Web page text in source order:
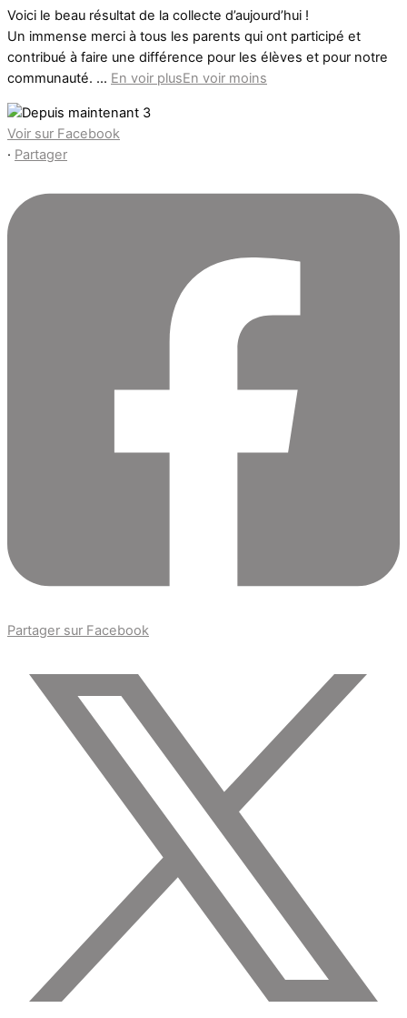
Voici le beau résultat de la collecte d’aujourd’hui !
Un immense merci à tous les parents qui ont participé et
contribué à faire une différence pour les élèves et pour notre
communauté. ... En voir plusEn voir moins
Voir sur Facebook
· Partager
Partager sur Facebook